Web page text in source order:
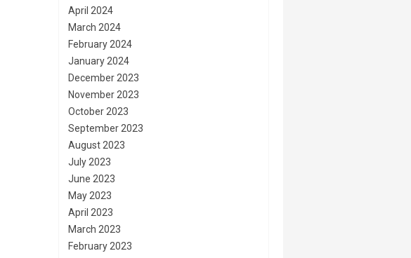
April 2024
March 2024
February 2024
January 2024
December 2023
November 2023
October 2023
September 2023
August 2023
July 2023
June 2023
May 2023
April 2023
March 2023
February 2023